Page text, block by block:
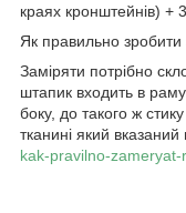
краях кронштейнів) +
Як правильно зробити
Заміряти потрібно
штапик входить в раму
боку, до такого ж
тканині який вказаний
kak-pravilno-